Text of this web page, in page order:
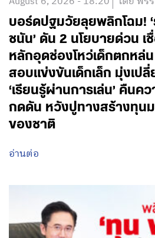
บอร์ดปฐมวัยลุยพลิกโฉม!
ชนัน’ ดัน 2 นโยบายด่วน เ
หลักอุดช่องโหว่เด็กตกหล่
สอบแข่งขันเด็กเล็ก มุ่งเปลี่
‘เรียนรู้ผ่านการเล่น’ คืนค
กดดัน หวังปูทางสร้างทุน
ของชาติ
อ่านต่อ